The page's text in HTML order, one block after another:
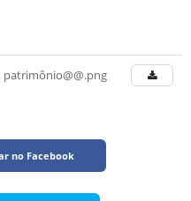
patrimônio@@.png
no Facebook